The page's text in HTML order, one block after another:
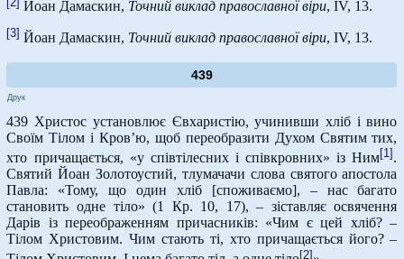
Йоан Дамаскин, Точний виклад православної віри, IV, 13.
[3] Йоан Дамаскин, Точний виклад православної віри, IV, 13.
439
Друк
439 Христос установлює Євхаристію, учинивши хліб і вино
Своїм Тілом і Кров’ю, щоб переобразити Духом Святим тих,
хто причащається, «у співтілесних і співкровних» із Ним[1] .
Святий Йоан Золотоустий, тлумачачи слова святого апостола
Павла: «Тому, що один хліб [споживаємо], – нас багато
становить одне тіло» (1 Кр. 10, 17), – зіставляє освячення
Дарів із переображенням причасників: «Чим є цей хліб? –
Тілом Христовим. Чим стають ті, хто причащається його? –
[2]